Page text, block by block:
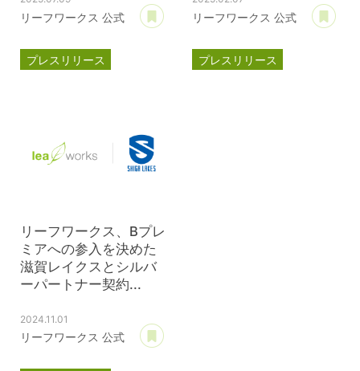
リーフワークス 公式
あとで読む
プレスリリース
リーフワークス 公式
プレスリリース
リーフワークス、Bプレ
ミアへの参入を決めた
滋賀レイクスとシルバ
ーパートナー契約...
2024.11.01
リーフワークス 公式